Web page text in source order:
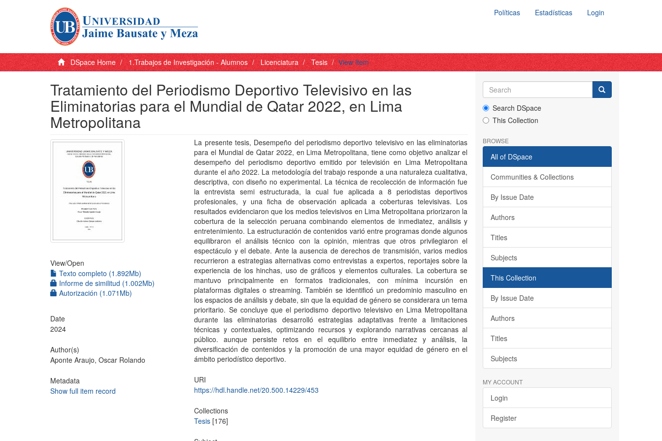
Políticas Estadísticas Login
DSpace Home 1.Trabajos de Investigación - Alumnos Licenciatura Tesis View Item
Tratamiento del Periodismo Deportivo Televisivo en las
Eliminatorias para el Mundial de Qatar 2022, en Lima
Metropolitana
View/Open
Texto completo (1.892Mb)
Informe de similitud (1.002Mb)
Autorización (1.071Mb)
Date
2024
Author(s)
Aponte Araujo, Oscar Rolando
Metadata
Show full item record
La presente tesis, Desempeño del periodismo deportivo televisivo en las eliminatorias
para el Mundial de Qatar 2022, en Lima Metropolitana, tiene como objetivo analizar el
desempeño del periodismo deportivo emitido por televisión en Lima Metropolitana
durante el año 2022. La metodología del trabajo responde a una naturaleza cualitativa,
descriptiva, con diseño no experimental. La técnica de recolección de información fue
la entrevista semi estructurada, la cual fue aplicada a 8 periodistas deportivos
profesionales, y una ficha de observación aplicada a coberturas televisivas. Los
resultados evidenciaron que los medios televisivos en Lima Metropolitana priorizaron la
cobertura de la selección peruana combinando elementos de inmediatez, análisis y
entretenimiento. La estructuración de contenidos varió entre programas donde algunos
equilibraron el análisis técnico con la opinión, mientras que otros privilegiaron el
espectáculo y el debate. Ante la ausencia de derechos de transmisión, varios medios
recurrieron a estrategias alternativas como entrevistas a expertos, reportajes sobre la
experiencia de los hinchas, uso de gráficos y elementos culturales. La cobertura se
mantuvo principalmente en formatos tradicionales, con mínima incursión en
plataformas digitales o streaming. También se identificó un predominio masculino en
los espacios de análisis y debate, sin que la equidad de género se considerara un tema
prioritario. Se concluye que el periodismo deportivo televisivo en Lima Metropolitana
durante las eliminatorias desarrolló estrategias adaptativas frente a limitaciones
técnicas y contextuales, optimizando recursos y explorando narrativas cercanas al
público. aunque persiste retos en el equilibrio entre inmediatez y análisis, la
diversificación de contenidos y la promoción de una mayor equidad de género en el
ámbito periodístico deportivo.
URI
https://hdl.handle.net/20.500.14229/453
Collections
Tesis [176]
Search DSpace
This Collection
BROWSE
All of DSpace
Communities & Collections
By Issue Date
Authors
Titles
Subjects
This Collection
By Issue Date
Authors
Titles
Subjects
MY ACCOUNT
Login
Register